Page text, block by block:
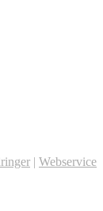
| Webservice